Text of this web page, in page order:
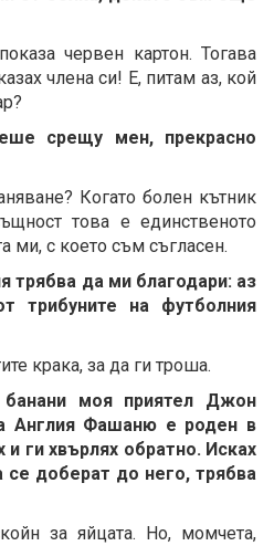
червен картон. Тогава
члена си! Е, питам аз, кой
срещу мен, прекрасно
Когато болен кътник
това е единственото
ми, с което съм съгласен.
трябва да ми благодари: аз
трибуните на футболния
крака, за да ги троша.
моя приятел Джон
Англия Фашаню е роден в
и ги хвърлях обратно. Исках
доберат до него, трябва
за яйцата. Но, момчета,